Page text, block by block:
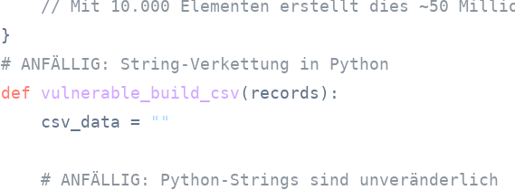
// Mit 10.000 Elementen erstellt dies ~50
# ANFÄLLIG: String-Verkettung in Python
def
vulnerable_build_csv( records ):
    csv_data =
""
# ANFÄLLIG: Python-Strings sind unveränderlich